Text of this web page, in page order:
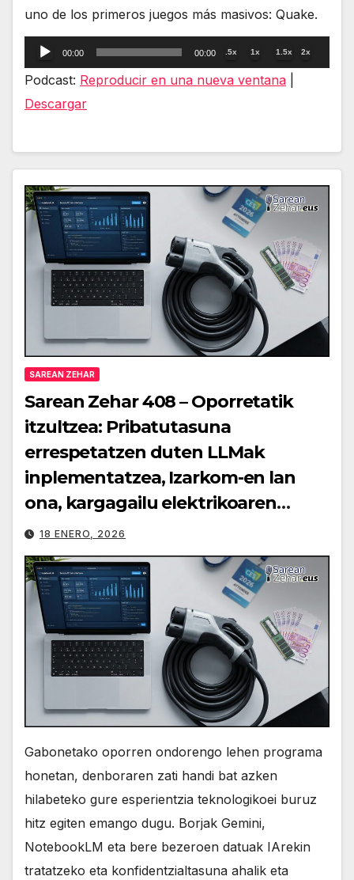
uno de los primeros juegos más masivos: Quake.
Reproductor
de
audio
00:00 00:00 .5x 1x 1.5x 2x
Podcast: Reproducir en una nueva ventana
Descargar
SAREAN ZEHAR
Sarean Zehar 408 – Oporretatik
itzultzea: Pribatutasuna
errespetatzen duten LLMak
inplementatzea, Izarkom-en lan
ona, kargagailu elektrikoaren
odisea eta CES 2026 deskafeinatua
18 ENERO, 2026
Gabonetako oporren ondorengo lehen programa
honetan, denboraren zati handi bat azken
hilabeteko gure esperientzia teknologikoei buruz
hitz egiten emango dugu. Borjak Gemini,
NotebookLM eta bere bezeroen datuak IArekin
tratatzeko eta konfidentzialtasuna ahalik eta